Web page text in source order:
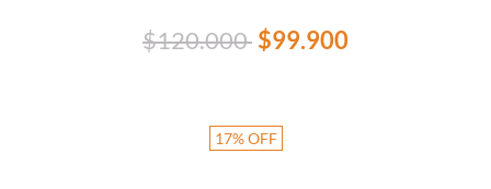
$120.000 $99.900
17%OFF